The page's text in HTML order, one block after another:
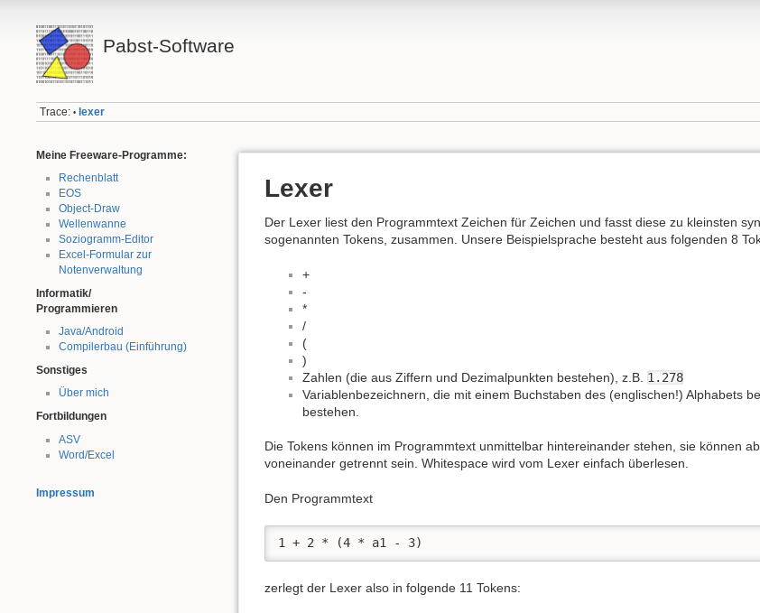
Pabst-Software
Trace: • lexer
Meine Freeware-Programme:
Rechenblatt
EOS
Object-Draw
Wellenwanne
Soziogramm-Editor
Excel-Formular zur
Notenverwaltung
Informatik/
Programmieren
Java/Android
Compilerbau (Einführung)
Sonstiges
Über mich
Fortbildungen
ASV
Word/Excel
Impressum
Lexer
Der Lexer liest den Programmtext Zeichen für Zeichen und fasst diese zu kleinsten
sogenannten Tokens, zusammen. Unsere Beispielsprache besteht aus folgenden 8
+
-
*
/
(
)
Zahlen (die aus Ziffern und Dezimalpunkten bestehen), z.B. 1.278
Variablenbezeichnern, die mit einem Buchstaben des (englischen!) Alphabets
bestehen.
Die Tokens können im Programmtext unmittelbar hintereinander stehen, sie können
voneinander getrennt sein. Whitespace wird vom Lexer einfach überlesen.
Den Programmtext
1 + 2 * (4 * a1 - 3)
zerlegt der Lexer also in folgende 11 Tokens: